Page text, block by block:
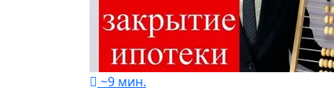
~9 мин.